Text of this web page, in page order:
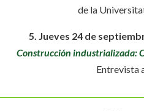
de la
5. Jueves 24 de
Construcción industrializada:
Entrevista